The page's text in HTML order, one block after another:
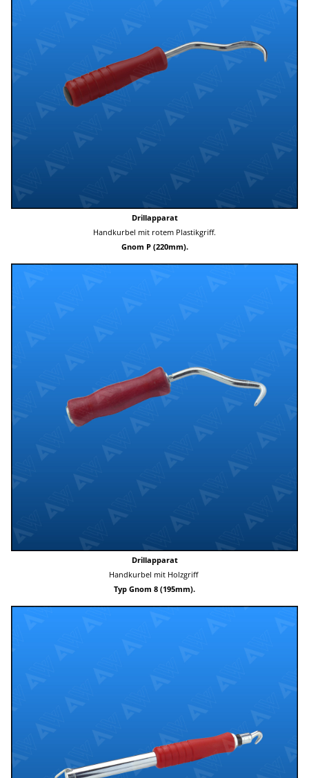
Drillapparat
Handkurbel mit rotem Plastikgriff.
Gnom P (220mm).
Drillapparat
Handkurbel mit Holzgriff
Typ Gnom 8 (195mm).